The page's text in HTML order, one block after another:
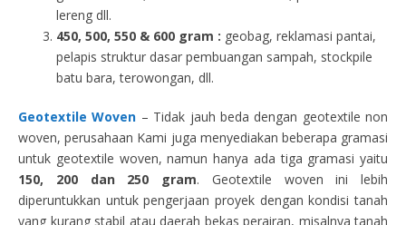
lereng dll.
450, 500, 550 & 600 gram : geobag, reklamasi pantai,
pelapis struktur dasar pembuangan sampah, stockpile
batu bara, terowongan, dll.
Geotextile Woven – Tidak jauh beda dengan geotextile non
woven, perusahaan Kami juga menyediakan beberapa gramasi
untuk geotextile woven, namun hanya ada tiga gramasi yaitu
150, 200 dan 250 gram. Geotextile woven ini lebih
diperuntukkan untuk pengerjaan proyek dengan kondisi tanah
yang kurang stabil atau daerah bekas perairan, misalnya tanah